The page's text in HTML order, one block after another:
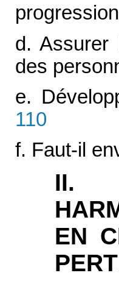
d. Assurer
des
e.
110
f. Faut-il
II.
EN